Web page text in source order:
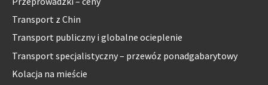
Transport z Chin
Transport publiczny i globalne ocieplenie
Transport specjalistyczny – przewóz ponadgabarytowy
Kolacja na mieście